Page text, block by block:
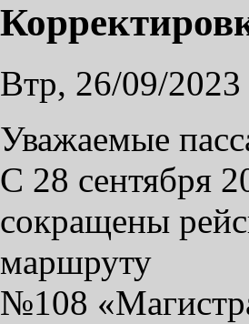
Втр, 26/09/
Уважаемые
С 28 сентября
сокращены
маршруту
№108